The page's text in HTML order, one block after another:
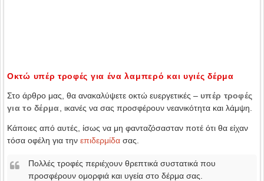
Οκτώ υπέρ τροφές για ένα λαμπερό και υγιές δέρμα
Στο άρθρο μας, θα ανακαλύψετε οκτώ ευεργετικές – υπέρ τροφές
για το δέρμα , ικανές να σας προσφέρουν νεανικότητα και λάμψη.
Κάποιες από αυτές, ίσως να μη φανταζόσασταν ποτέ ότι θα είχαν
τόσα οφέλη για την επιδερμίδα σας.
Πολλές τροφές περιέχουν θρεπτικά συστατικά που
προσφέρουν ομορφιά και υγεία στο δέρμα σας.